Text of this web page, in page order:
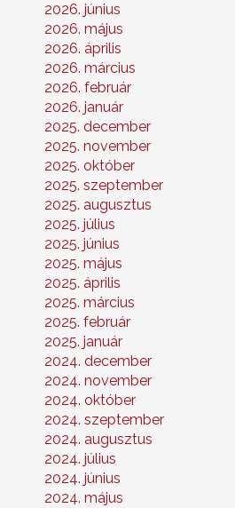
2026. június
2026. május
2026. április
2026. március
2026. február
2026. január
2025. december
2025. november
2025. október
2025. szeptember
2025. augusztus
2025. július
2025. június
2025. május
2025. április
2025. március
2025. február
2025. január
2024. december
2024. november
2024. október
2024. szeptember
2024. augusztus
2024. július
2024. június
2024. május